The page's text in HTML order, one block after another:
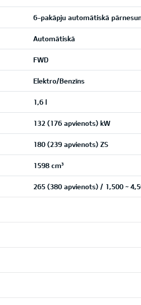
6-pakāpju automātiskā
Automātiskā
FWD
Elektro/Benzīns
1,6 l
132 (176 apvienots) kW
180 (239 apvienots) ZS
1598 cm³
265 (380 apvienots) / 1,500 ~